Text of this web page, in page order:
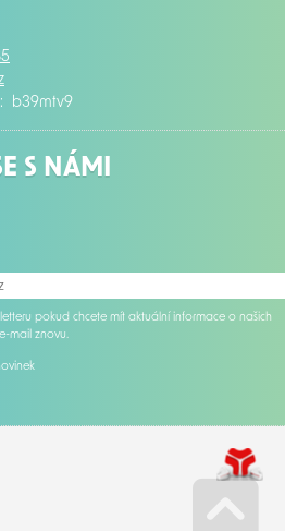
b39mtv9
S NÁMI
pokud chcete mít aktuální informace o našich
mail znovu.